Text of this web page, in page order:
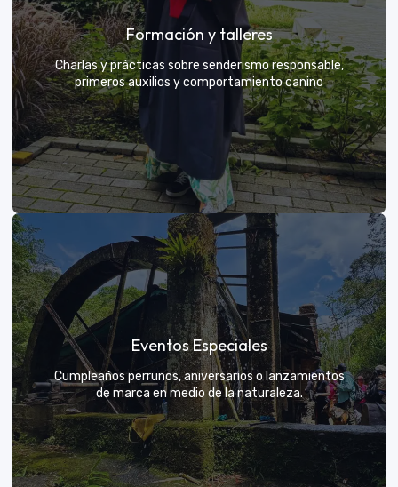
Tú eliges el parche y nosotros nos encargamos de
una aventura exclusiva
Formación y talleres
Charlas y prácticas sobre senderismo responsable,
primeros auxilios y comportamiento canino
Formación y talleres
Aprende de expertos a ser el mejor guía para tu
propio explorador
VER MÁS
Eventos Especiales
Cumpleaños perrunos, aniversarios o lanzamientos
de marca en medio de la naturaleza.